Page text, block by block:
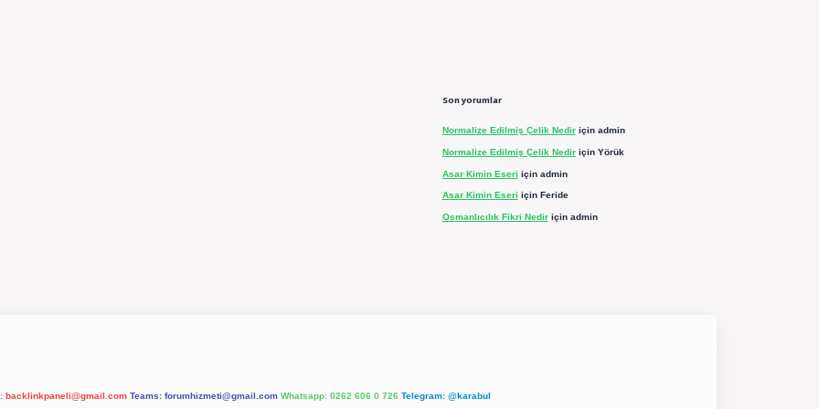
Son yorumlar
Normalize Edilmiş Çelik Nediriçin admin
Normalize Edilmiş Çelik Nediriçin Yörük
Asar Kimin Eseri için admin
Asar Kimin Eseri için Feride
Osmanlıcılık Fikri Nediriçin admin
backlinkpaneli@gmail.com Teams: forumhizmeti@gmail.com Whatsapp: 0262 606 0 726 Telegram: @karabul